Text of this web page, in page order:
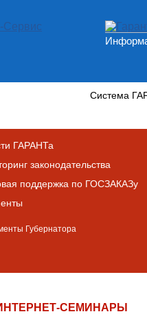
Система
ГАРАНТа
законодательства
поддержка по ГОСЗАКАЗу
Губернатора
СЕМИНАРЫ